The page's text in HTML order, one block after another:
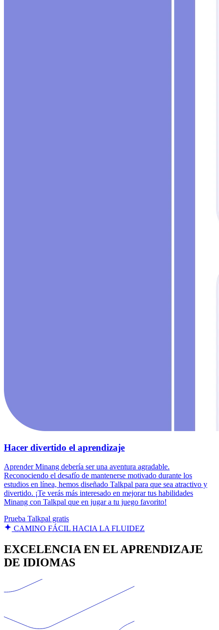
Hacer divertido el aprendizaje
Aprender Minang debería ser una aventura agradable.
Reconociendo el desafío de mantenerse motivado durante los
estudios en línea, hemos diseñado Talkpal para que sea atractivo y
divertido. ¡Te verás más interesado en mejorar tus habilidades
Minang con Talkpal que en jugar a tu juego favorito!
Prueba Talkpal gratis
CAMINO FÁCIL HACIA LA FLUIDEZ
EXCELENCIA EN EL APRENDIZAJE
DE IDIOMAS